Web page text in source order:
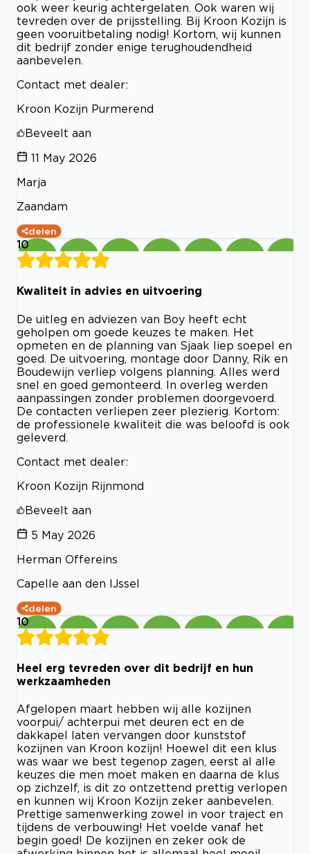
ook weer keurig achtergelaten. Ook waren wij
tevreden over de prijsstelling. Bij Kroon Kozijn is
geen vooruitbetaling nodig! Kortom, wij kunnen
dit bedrijf zonder enige terughoudendheid
aanbevelen.
Contact met dealer:
Kroon Kozijn Purmerend
Beveelt aan
11 May 2026
Marja
Zaandam
delen
10
Kwaliteit in advies en uitvoering
De uitleg en adviezen van Boy heeft echt
geholpen om goede keuzes te maken. Het
opmeten en de planning van Sjaak liep soepel en
goed. De uitvoering, montage door Danny, Rik en
Boudewijn verliep volgens planning. Alles werd
snel en goed gemonteerd. In overleg werden
aanpassingen zonder problemen doorgevoerd.
De contacten verliepen zeer plezierig. Kortom:
de professionele kwaliteit die was beloofd is ook
geleverd.
Contact met dealer:
Kroon Kozijn Rijnmond
Beveelt aan
5 May 2026
Herman Offereins
Capelle aan den IJssel
delen
10
Heel erg tevreden over dit bedrijf en hun
werkzaamheden
Afgelopen maart hebben wij alle kozijnen
voorpui/ achterpui met deuren ect en de
dakkapel laten vervangen door kunststof
kozijnen van Kroon kozijn! Hoewel dit een klus
was waar we best tegenop zagen, eerst al alle
keuzes die men moet maken en daarna de klus
op zichzelf, is dit zo ontzettend prettig verlopen
en kunnen wij Kroon Kozijn zeker aanbevelen.
Prettige samenwerking zowel in voor traject en
tijdens de verbouwing! Het voelde vanaf het
begin goed! De kozijnen en zeker ook de